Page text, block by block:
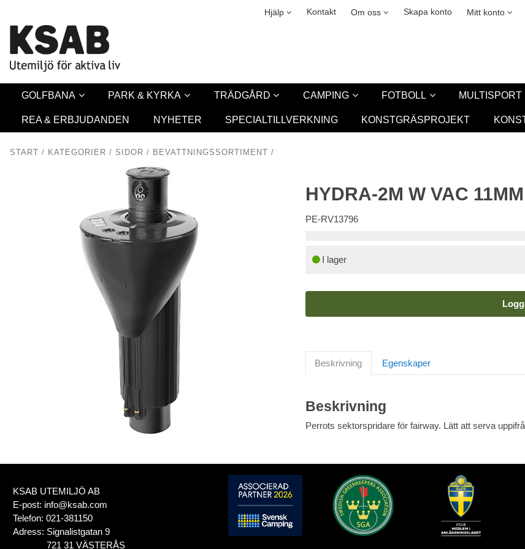
Hjälp
Säkerhet & Cookies Kontakt Om oss
Leasing Skapa konto Mitt konto
GOLFBANA PARK & KYRKA TRÄDGÅRD CAMPING FOTBOLL MULTISPORT
REA & ERBJUDANDEN NYHETER SPECIALTILLVERKNING KONSTGRÄSPROJEKT
START / KATEGORIER / SIDOR / BEVATTNINGSSORTIMENT /
HYDRA-2M W VAC 11MM
PE-RV13796
I lager
Beskrivning Egenskaper
Beskrivning
Perrots sektorspridare för fairway. Lätt att serva
KSAB UTEMILJÖ AB
E-post: info@ksab.com
Telefon: 021-381150
Adress: Signalistgatan 9
721 31 VÄSTERÅS